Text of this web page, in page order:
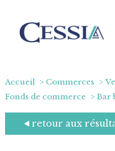
Accueil Commerces
Fonds de commerce
Bar
retour aux